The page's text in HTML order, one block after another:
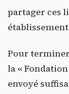
partager ces
Pour
la «
envoyé